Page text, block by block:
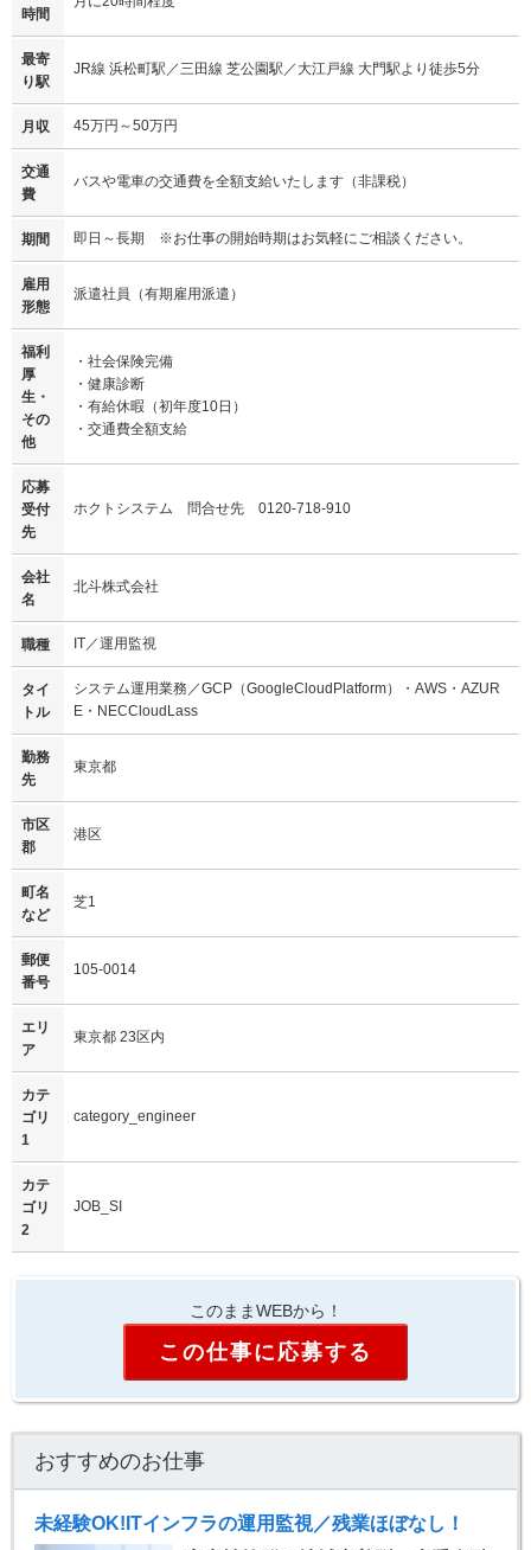
時間
最寄
り駅
JR線 浜松町駅／三田線 芝公園駅／大江戸線 大門駅より徒歩5分
月収 45万円～50万円
交通
費
バスや電車の交通費を全額支給いたします（非課税）
期間 即日～長期 ※お仕事の開始時期はお気軽にご相談ください。
雇用
形態
派遣社員（有期雇用派遣）
福利
厚
生・
その
他
・社会保険完備
・健康診断
・有給休暇（初年度10日）
・交通費全額支給
応募
受付
先
ホクトシステム 問合せ先 0120-718-910
会社
名
北斗株式会社
職種 IT／運用監視
タイ
トル
システム運用業務／GCP（GoogleCloudPlatform）・AWS・AZUR
E・NECCloudLass
勤務
先
東京都
市区
郡
港区
町名
など
芝1
郵便
番号
105-0014
エリ
ア
東京都 23区内
カテ
ゴリ
1
category_engineer
カテ
ゴリ
2
JOB_SI
このままWEBから！
この仕事に応募する
おすすめのお仕事
未経験OK!ITインフラの運用監視／残業ほぼなし！